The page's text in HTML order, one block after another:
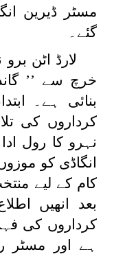
مسٹر ڈیرین
گئے۔
خرچ سے ’’
بنائی ہے۔
کرداروں کی
نہرو کا رول
انگاڈی کو
کام کے لیے
بعد انھیں
کرداروں کی
ہے اور مسٹر